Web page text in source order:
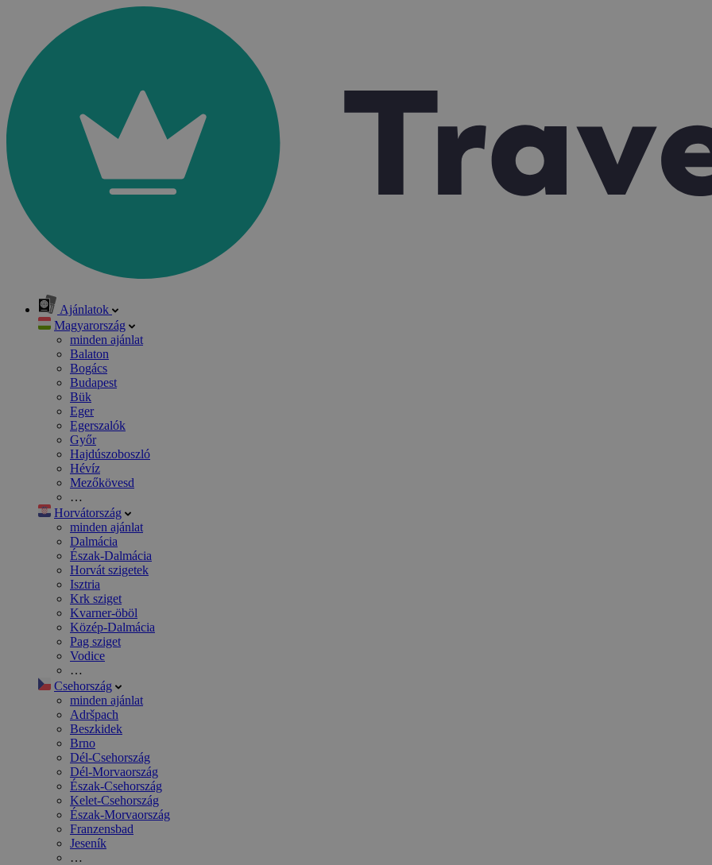
Ajánlatok
Magyarország
minden ajánlat
Balaton
Bogács
Budapest
Bük
Eger
Egerszalók
Győr
Hajdúszoboszló
Hévíz
Mezőkövesd
…
Horvátország
minden ajánlat
Dalmácia
Észak-Dalmácia
Horvát szigetek
Isztria
Krk sziget
Kvarner-öböl
Közép-Dalmácia
Pag sziget
Vodice
…
Csehország
minden ajánlat
Adršpach
Beszkidek
Brno
Dél-Csehország
Dél-Morvaország
Észak-Csehország
Kelet-Csehország
Észak-Morvaország
Franzensbad
Jeseník
…